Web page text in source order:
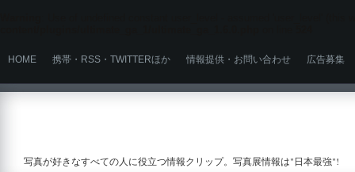
HOME 携帯・RSS・TWITTERほか 情報提供・お問い合わせ 広告募集
写真が好きなすべての人に役立つ情報クリップ。写真展情報は"日本最強"!